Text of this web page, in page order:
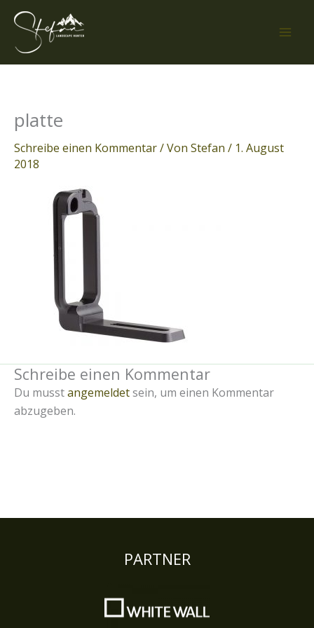
Zum
Inhalt
springen
platte
Schreibe einen Kommentar/ Von Stefan / 1. August
2018
Schreibe einen Kommentar
Du musstangemeldetsein, um einen Kommentar
abzugeben.
PARTNER